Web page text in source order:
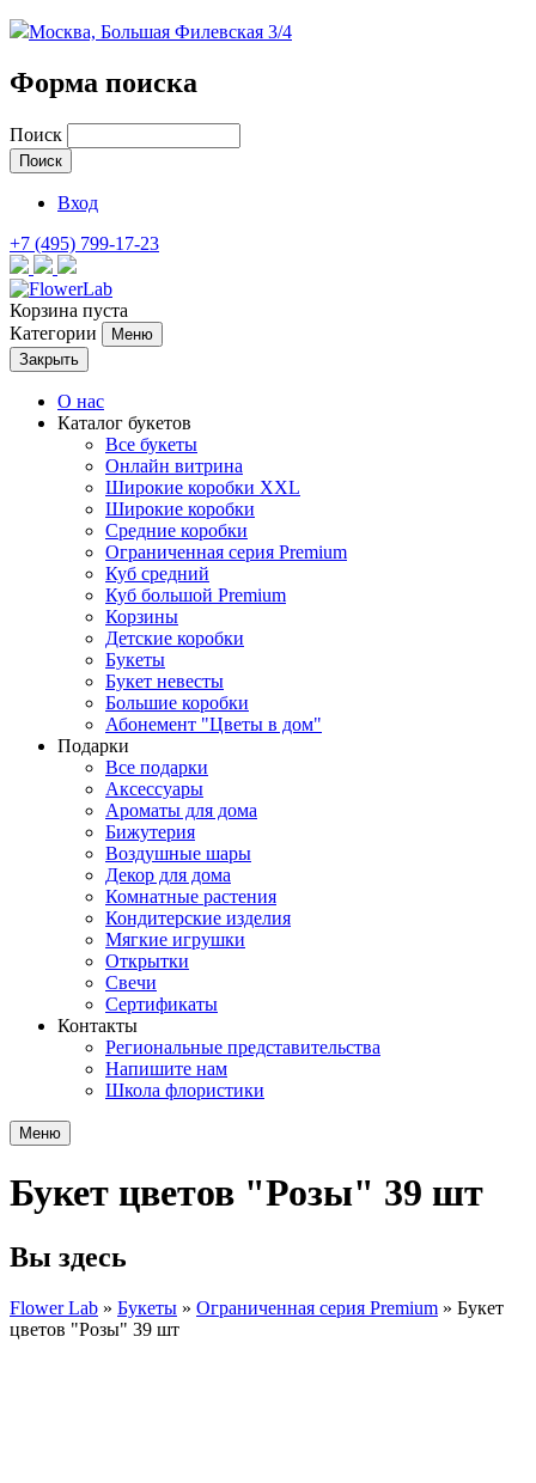
Москва, Большая Филевская 3/4
Форма поиска
Поиск
Вход
+7 (495) 799-17-23
Корзина пуста
Категории
Меню
Закрыть
О нас
Каталог букетов
Все букеты
Онлайн витрина
Широкие коробки XXL
Широкие коробки
Средние коробки
Ограниченная серия Premium
Куб средний
Куб большой Premium
Корзины
Детские коробки
Букеты
Букет невесты
Большие коробки
Абонемент "Цветы в дом"
Подарки
Все подарки
Аксессуары
Ароматы для дома
Бижутерия
Воздушные шары
Декор для дома
Комнатные растения
Кондитерские изделия
Мягкие игрушки
Открытки
Свечи
Сертификаты
Контакты
Региональные представительства
Напишите нам
Школа флористики
Меню
Букет цветов "Розы" 39 шт
Вы здесь
Flower Lab » Букеты » Ограниченная серия Premium » Букет
цветов "Розы" 39 шт